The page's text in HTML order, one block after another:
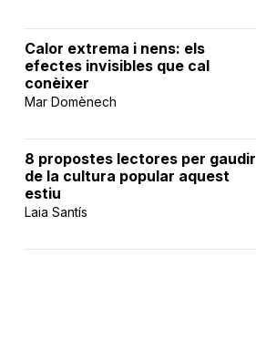
Calor extrema i nens: els
efectes invisibles que cal
conèixer
Mar Domènech
8 propostes lectores per gaudir
de la cultura popular aquest
estiu
Laia Santís